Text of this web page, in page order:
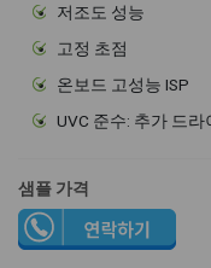
저조도 성능
고정 초점
온보드 고성능 ISP
UVC 준수: 추가 드
샘플 가격